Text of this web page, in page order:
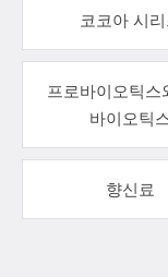
코코아 시
프로바이오틱스
바이오틱
향신료